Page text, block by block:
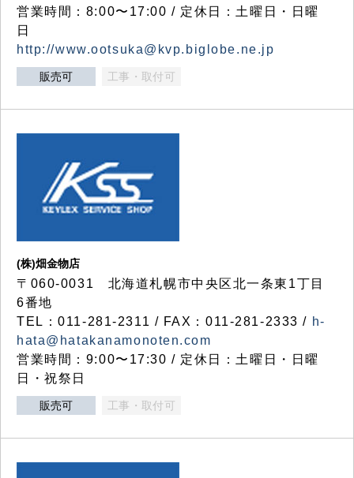
営業時間：8:00〜17:00 / 定休日：土曜日・日曜
日
http://www.ootsuka@kvp.biglobe.ne.jp
販売可 工事・取付可
(株)畑金物店
〒060-0031 北海道札幌市中央区北一条東1丁目
6番地
TEL：011-281-2311 / FAX：011-281-2333 / h-
hata@hatakanamonoten.com
営業時間：9:00〜17:30 / 定休日：土曜日・日曜
日・祝祭日
販売可 工事・取付可